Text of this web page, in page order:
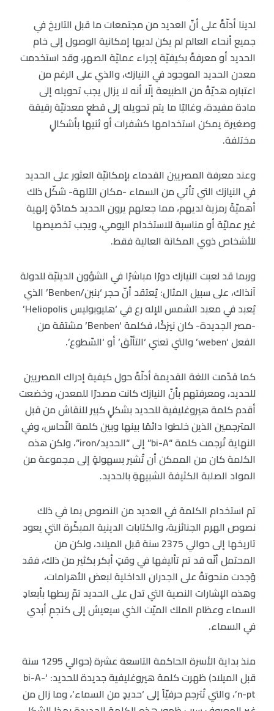
لدينا أدلّةٌ على أنّ العديد من مجتمعات ما قبل التاريخ في
جميع أنحاء العالم لم يكن لديها إمكانية الوصول إلى خام
الحديد أو معرفةً بكيفيّة إجراء عمليّة الصهر، وقد استخدمت
معدن الحديد الموجود في النيازك، والذي على الرغم من
اعتباره هديّةً من الطبيعة إلّا أنه لا يزال يجب تحويله إلى
مادة مفيدة، وغالبًا ما يتم تحويله إلى قطعٍ معدنيّة رقيقة
وصغيرة يمكن استخدامها كشفرات أو ثنيها بأشكالٍ
مختلفة.
وعند معرفة المصريين القدماء بإمكانيّة العثور على الحديد
في النيازك التي تأتي من السماء -مكان الآلهة- شكّل ذلك
أهميّةً رمزية لديهم، مما جعلهم يرون الحديد كمادّةٍ إلهية
غير عمليّة أو مناسبة للاستخدام اليومي، ويجب تخصيصها
للأشخاص ذوي المكانة العالية فقط.
وربما قد لعبت النيازك دورًا مباشرًا في الشؤون الدينيّة للدولة
آنذاك، على سبيل المثال: يُعتقد أنّ حجر ‘بنبن/Benben’ الذي
يُعبد في معبد الشمس للإله رع في ‘هليوبوليس Heliopolis’
-مصر الجديدة- كان نيزكًا، فكلمة ‘Benben’ مشتقة من
الفعل ‘weben’ والتي تعني ‘التألّق’ أو ‘السّطوع’.
كما قدّمت اللغة القديمة أدلّةً حول كيفية إدراك المصريين
للحديد، ومعرفتهم بأنّ النيازك كانت مصدرًا للمعدن، وخضعت
أقدم كلمة هيروغليفية للحديد بشكلٍ كبير للنقاش من قبل
المترجمين الذين خلطوا دائمًا بينها وبين كلمة النّحاس، وفي
النهاية تُرجمت كلمة “bi-A” إلى “الحديد/iron”، ولكن هذه
الكلمة كان من الممكن أن تُشير بسهولةٍ إلى مجموعة من
المواد الصلبة الكثيفة الشبيهةِ بالحديد.
تم استخدام الكلمة في العديد من النصوص بما في ذلك
نصوص الهرم الجنائزية، والكتابات الدينية المبكّرة التي يعود
تاريخها إلى حوالي 2375 سنة قبل الميلاد، ولكن من
المحتمل أنّه قد تم تأليفها في وقتٍ أبكر بكثير من ذلك، فقد
وُجدت منحوتةً على الجدران الداخلية لبعض الأهرامات،
وهذه الإشارات النصية التي تدل على الحديد تمّ ربطها بأبعادِ
السماء وعظام الملك الميّت الذي سيعيش إلى كنجمٍ أبدي
في السماء.
منذ بداية الأسرة الحاكمة التاسعة عشرة (حوالي 1295 سنة
قبل الميلاد) ظهرت كلمة هيروغليفية جديدة للحديد: ‘bi-A-
n-pt’، والتي تُترجم حرفيّاً إلى ‘حديدٍ من السماء’، وما زال من